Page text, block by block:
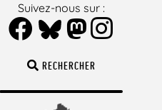
RECHERCHER
Suivez-nous sur :